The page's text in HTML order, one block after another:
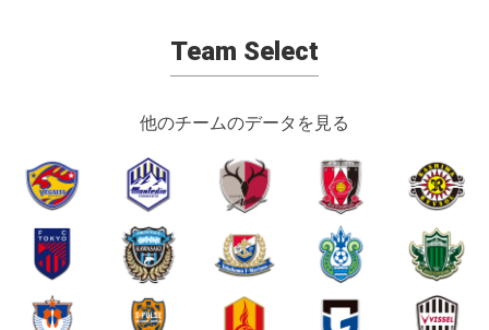
Team Select
他のチームのデータを見る